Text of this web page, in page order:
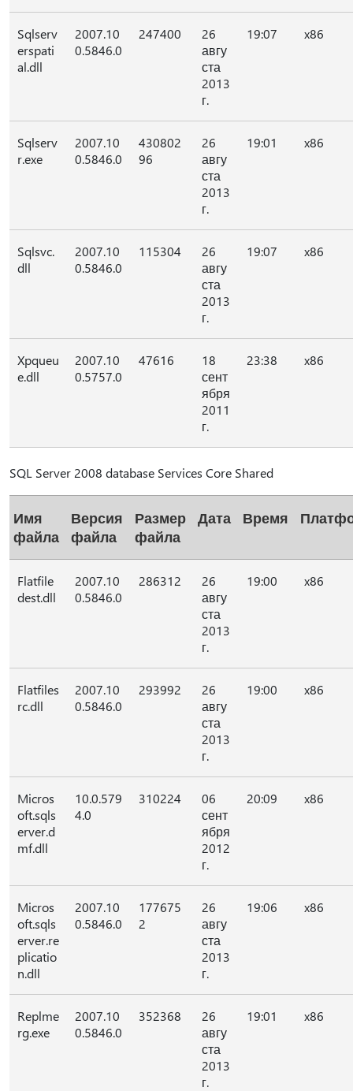
Sqlserv
erspati
al.dll
2007.10
0.5846.0
247400
26
авгу
ста
2013
г.
19:07 x86
Sqlserv
r.exe
2007.10
0.5846.0
430802
96
26
авгу
ста
2013
г.
19:01 x86
Sqlsvc.
dll
2007.10
0.5846.0
115304
26
авгу
ста
2013
г.
19:07 x86
Xpqueu
e.dll
2007.10
0.5757.0
47616
18
сент
ября
2011
г.
23:38 x86
SQL Server 2008 database Services Core Shared
Имя
файла
Версия
файла
Размер
файла
Дата Время
Flatfile
dest.dll
2007.10
0.5846.0
286312
26
авгу
ста
2013
г.
19:00 x86
Flatfiles
rc.dll
2007.10
0.5846.0
293992
26
авгу
ста
2013
г.
19:00 x86
Micros
oft.sqls
erver.d
mf.dll
10.0.579
4.0
310224
06
сент
ября
2012
г.
20:09 x86
Micros
oft.sqls
erver.re
plicatio
n.dll
2007.10
0.5846.0
177675
2
26
авгу
ста
2013
г.
19:06 x86
Replme
rg.exe
2007.10
0.5846.0
352368
26
авгу
ста
2013
г.
19:01 x86